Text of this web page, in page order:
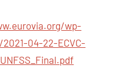
wp-
04-22-ECVC-